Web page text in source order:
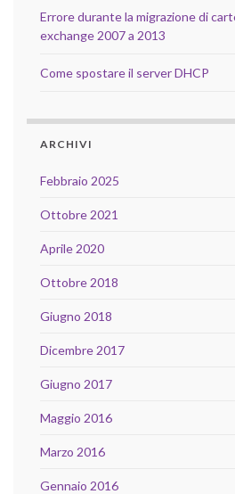
Errore durante la migrazione di
exchange 2007 a 2013
Come spostare il server DHCP
ARCHIVI
Febbraio 2025
Ottobre 2021
Aprile 2020
Ottobre 2018
Giugno 2018
Dicembre 2017
Giugno 2017
Maggio 2016
Marzo 2016
Gennaio 2016